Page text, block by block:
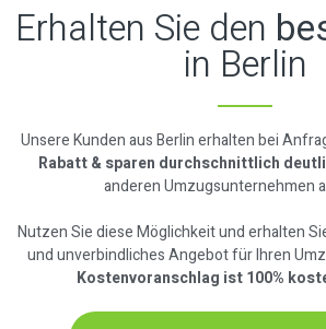
Erhalten Sie den
in Berlin
Unsere Kunden aus Berlin erhalten bei
Rabatt & sparen durchschnittlich
anderen Umzugsunternehmen
Nutzen Sie diese Möglichkeit und erhalten
und unverbindliches Angebot für Ihren
Kostenvoranschlag ist 100%